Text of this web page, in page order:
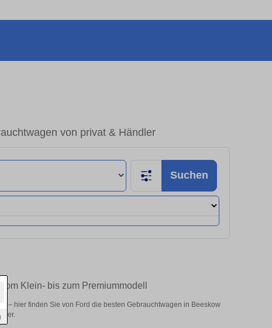
von privat & Händler
Suchen
Klein- bis zum Premiummodell
– hier finden Sie von Ford die besten Gebrauchtwagen in Beeskow